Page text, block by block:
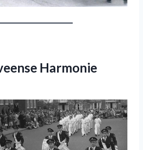
Harmonie